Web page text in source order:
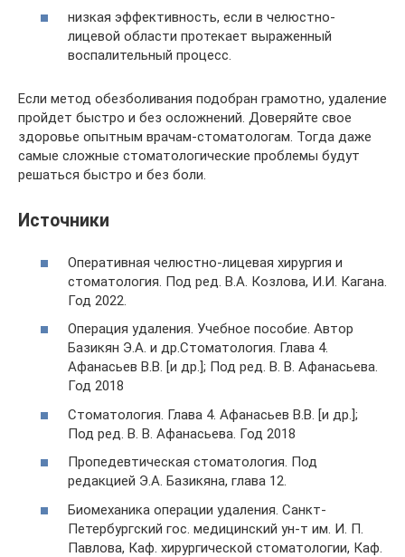
низкая эффективность, если в челюстно-
лицевой области протекает выраженный
воспалительный процесс.
Если метод обезболивания подобран грамотно, удаление
пройдет быстро и без осложнений. Доверяйте свое
здоровье опытным врачам-стоматологам. Тогда даже
самые сложные стоматологические проблемы будут
решаться быстро и без боли.
Источники
Оперативная челюстно-лицевая хирургия и
стоматология. Под ред. В.А. Козлова, И.И. Кагана.
Год 2022.
Операция удаления. Учебное пособие. Автор
Базикян Э.А. и др.Стоматология. Глава 4.
Афанасьев В.В. [и др.]; Под ред. В. В. Афанасьева.
Год 2018
Стоматология. Глава 4. Афанасьев В.В. [и др.];
Под ред. В. В. Афанасьева. Год 2018
Пропедевтическая стоматология. Под
редакцией Э.А. Базикяна, глава 12.
Биомеханика операции удаления. Санкт-
Петербургский гос. медицинский ун-т им. И. П.
Павлова, Каф. хирургической стоматологии, Каф.